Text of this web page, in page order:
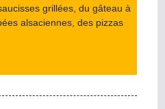
grillées, du gâteau à
alsaciennes, des pizzas